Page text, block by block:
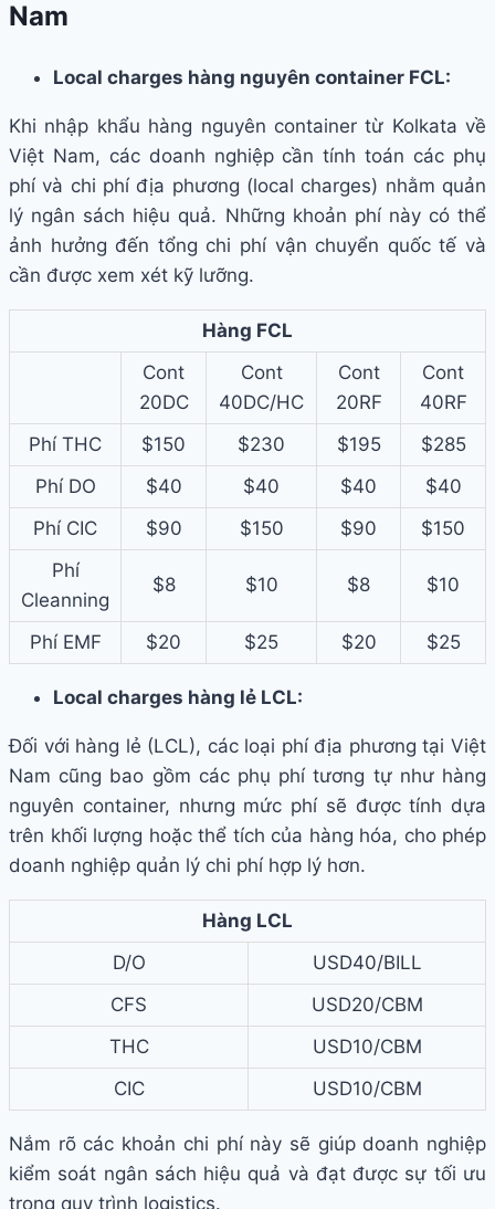
Nam
Local charges hàng nguyên container FCL:
Khi nhập khẩu hàng nguyên container từ Kolkata về
Việt Nam, các doanh nghiệp cần tính toán các phụ
phí và chi phí địa phương (local charges) nhằm quản
lý ngân sách hiệu quả. Những khoản phí này có thể
ảnh hưởng đến tổng chi phí vận chuyển quốc tế và
cần được xem xét kỹ lưỡng.
Hàng FCL
Cont
20DC
Cont
40DC/HC
Cont
20RF
Cont
40RF
Phí THC
$150 $230 $195
$285
Phí DO
$40 $40 $40
$40
Phí CIC
$90 $150 $90
$150
Phí
Cleanning
$8 $10 $8 $10
Phí EMF $20 $25 $20 $25
Local charges hàng lẻ LCL:
Đối với hàng lẻ (LCL), các loại phí địa phương tại Việt
Nam cũng bao gồm các phụ phí tương tự như hàng
nguyên container, nhưng mức phí sẽ được tính dựa
trên khối lượng hoặc thể tích của hàng hóa, cho phép
doanh nghiệp quản lý chi phí hợp lý hơn.
Hàng LCL
D/O
USD40/BILL
CFS
USD20/CBM
THC
USD10/CBM
CIC
USD10/CBM
Nắm rõ các khoản chi phí này sẽ giúp doanh nghiệp
kiểm soát ngân sách hiệu quả và đạt được sự tối ưu
trong quy trình logistics.